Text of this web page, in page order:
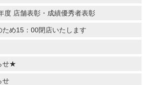
度 店舗表彰・成績優秀者表彰
め15：00閉店いたします
せ★
せ